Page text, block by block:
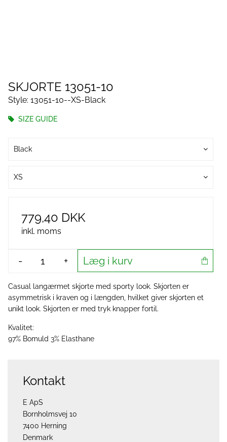
SKJORTE 13051-10
Style: 13051-10--XS-Black
SIZE GUIDE
Black
XS
779,40 DKK
inkl. moms
- + Læg i kurv
Casual langærmet skjorte med sporty look. Skjorten er
asymmetrisk i kraven og i længden, hvilket giver skjorten et
unikt look. Skjorten er med tryk knapper fortil.
Kvalitet:
97% Bomuld 3% Elasthane
Kontakt
E ApS
Bornholmsvej 10
7400 Herning
Denmark